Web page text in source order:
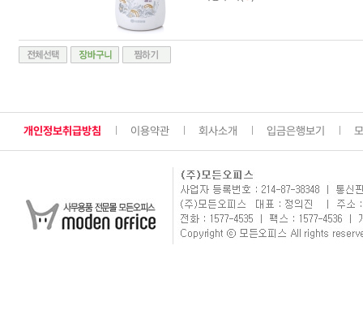
개인정보취급방침 이용약관 회사소개 입금은행보기